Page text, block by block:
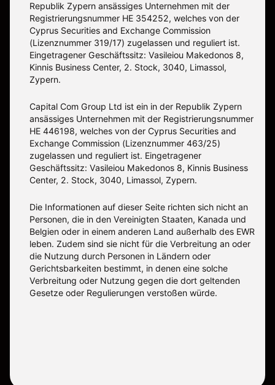
Republik Zypern ansässiges Unternehmen mit der
Registrierungsnummer HE 354252, welches von der
Cyprus Securities and Exchange Commission
(Lizenznummer 319/17) zugelassen und reguliert ist.
Eingetragener Geschäftssitz: Vasileiou Makedonos 8,
Kinnis Business Center, 2. Stock, 3040, Limassol,
Zypern.
Capital Com Group Ltd ist ein in der Republik Zypern
ansässiges Unternehmen mit der Registrierungsnummer
ΗΕ 446198, welches von der Cyprus Securities and
Exchange Commission (Lizenznummer 463/25)
zugelassen und reguliert ist. Eingetragener
Geschäftssitz: Vasileiou Makedonos 8, Kinnis Business
Center, 2. Stock, 3040, Limassol, Zypern.
Die Informationen auf dieser Seite richten sich nicht an
Personen, die in den Vereinigten Staaten, Kanada und
Belgien oder in einem anderen Land außerhalb des EWR
leben. Zudem sind sie nicht für die Verbreitung an oder
die Nutzung durch Personen in Ländern oder
Gerichtsbarkeiten bestimmt, in denen eine solche
Verbreitung oder Nutzung gegen die dort geltenden
Gesetze oder Regulierungen verstoßen würde.